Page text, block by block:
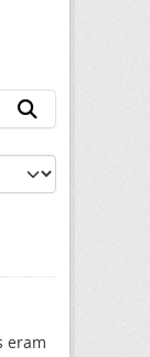
eram